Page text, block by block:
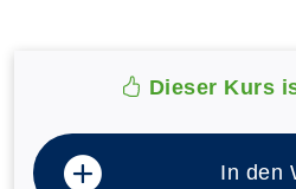
Dieser Kurs
In den